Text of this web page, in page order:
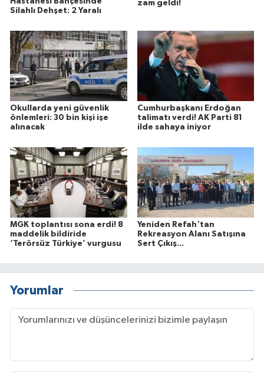
Silahlı Dehşet: 2 Yaralı
zam geldi!
Okullarda yeni güvenlik
önlemleri: 30 bin kişi işe
alınacak
Cumhurbaşkanı Erdoğan
talimatı verdi! AK Parti 81
ilde sahaya iniyor
MGK toplantısı sona erdi! 8
maddelik bildiride
‘Terörsüz Türkiye’ vurgusu
Yeniden Refah'tan
Rekreasyon Alanı Satışına
Sert Çıkış...
Yorumlar